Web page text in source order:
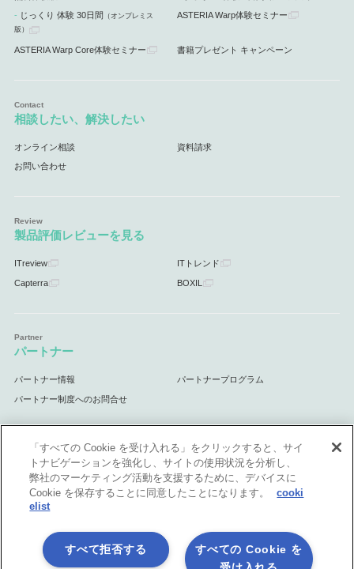
じっくり 体験 30日間 （オンプレミス
版）
ASTERIA Warp体験セミナー
ASTERIA Warp Core体験セミナー 書籍プレゼント キャンペーン
相談したい、解決したい
オンライン相談 資料請求
お問い合わせ
製品評価レビューを見る
ITreview ITトレンド
Capterra BOXIL
パートナー
パートナー情報 パートナープログラム
パートナー制度へのお問合せ
サポート
サポート情報
「すべての Cookie を受け入れる」をクリックすると、サイ
トナビゲーションを強化し、サイトの使用状況を分析し、
弊社のマーケティング活動を支援するために、デバイスに
Cookie を保存することに同意したことになります。
cooki
elist
すべての Cookie を
すべて拒否する